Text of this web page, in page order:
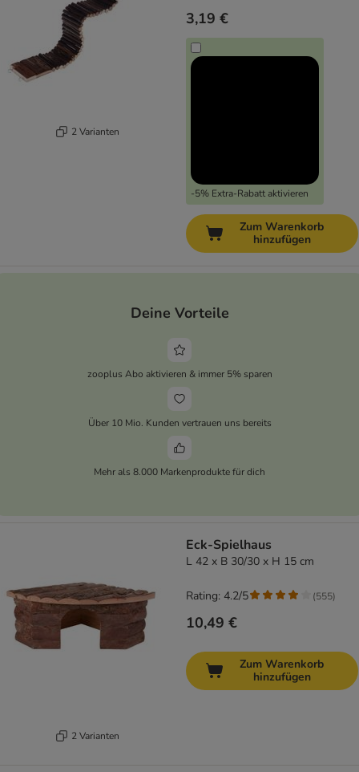
2 Varianten
3,19 €
-5% Extra-Rabatt aktivieren
Zum Warenkorb
hinzufügen
Deine Vorteile
zooplus Abo aktivieren & immer 5% sparen
Über 10 Mio. Kunden vertrauen uns bereits
Mehr als 8.000 Markenprodukte für dich
2 Varianten
Eck-Spielhaus
L 42 x B 30/30 x H 15 cm
10,49 €
Rating: 4.2/5 (555)
Zum Warenkorb
hinzufügen